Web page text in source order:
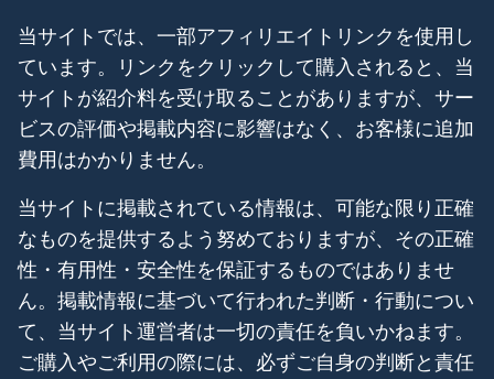
当サイトでは、一部アフィリエイトリンクを使用し
ています。リンクをクリックして購入されると、当
サイトが紹介料を受け取ることがありますが、サー
ビスの評価や掲載内容に影響はなく、お客様に追加
費用はかかりません。
当サイトに掲載されている情報は、可能な限り正確
なものを提供するよう努めておりますが、その正確
性・有用性・安全性を保証するものではありませ
ん。掲載情報に基づいて行われた判断・行動につい
て、当サイト運営者は一切の責任を負いかねます。
ご購入やご利用の際には、必ずご自身の判断と責任